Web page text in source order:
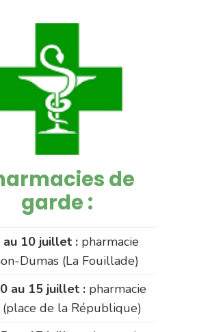
de
garde :
au 10 juillet : pharmacie
Dumas (La Fouillade)
au 15 juillet : pharmacie
de la République)